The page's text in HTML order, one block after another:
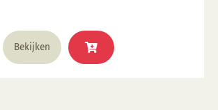
Bekijken